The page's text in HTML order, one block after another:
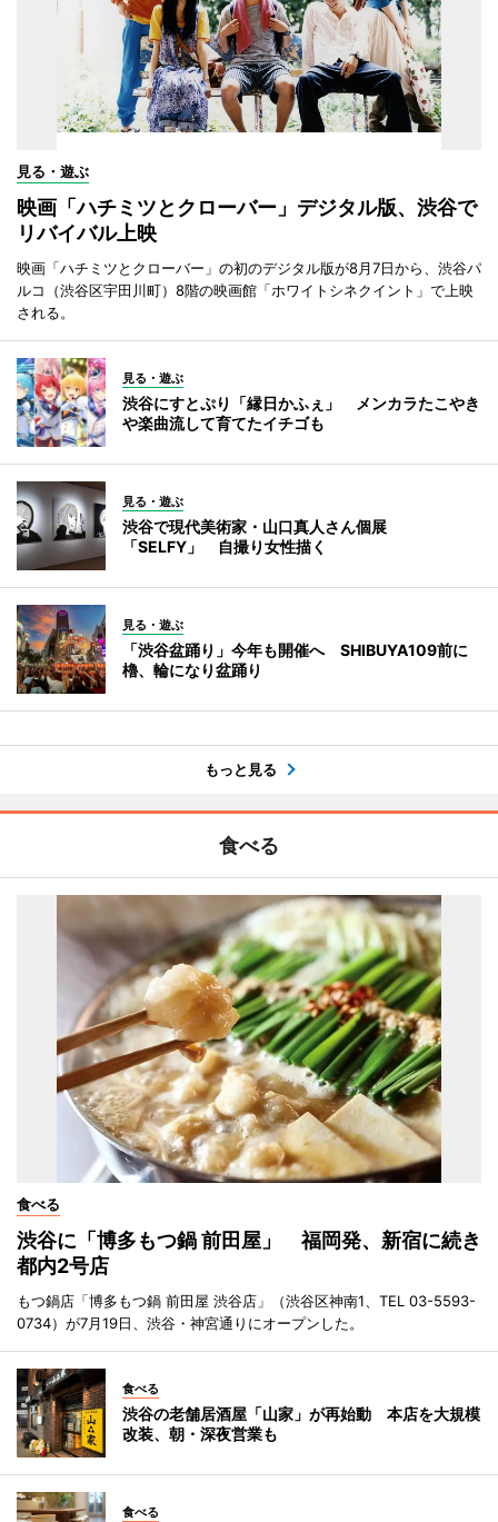
見る・遊ぶ
映画「ハチミツとクローバー」デジタル版、渋谷で
リバイバル上映
映画「ハチミツとクローバー」の初のデジタル版が8月7日から、渋谷パ
ルコ（渋谷区宇田川町）8階の映画館「ホワイトシネクイント」で上映
される。
見る・遊ぶ
渋谷にすとぷり「縁日かふぇ」 メンカラたこやき
や楽曲流して育てたイチゴも
見る・遊ぶ
渋谷で現代美術家・山口真人さん個展
「SELFY」 自撮り女性描く
見る・遊ぶ
「渋谷盆踊り」今年も開催へ SHIBUYA109前に
櫓、輪になり盆踊り
もっと見る
食べる
食べる
渋谷に「博多もつ鍋 前田屋」 福岡発、新宿に続き
都内2号店
もつ鍋店「博多もつ鍋 前田屋 渋谷店」（渋谷区神南1、TEL 03-5593-
0734）が7月19日、渋谷・神宮通りにオープンした。
食べる
渋谷の老舗居酒屋「山家」が再始動 本店を大規模
改装、朝・深夜営業も
食べる